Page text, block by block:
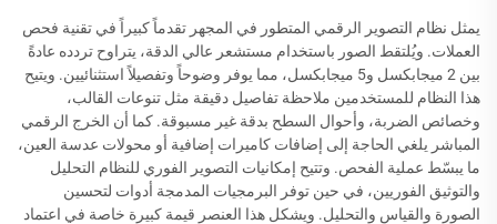
يمثل نظام التصوير الرقمي المتطور في المجهر تقدماً كبيراً في تقنية فحص
العملات. ويُلتقط الصور باستخدام مستشعر عالي الدقة، يتراوح تردده عادةً
بين 2 ميجابكسل و5 ميجابكسل، مما يوفر وضوحاً وتفصيلاً استثنائيين. ويتيح
هذا النظام للمستخدمين ملاحظة تفاصيل دقيقة مثل تنوعات القالب،
وخصائص الضربة، وأحوال السطح بدقة غير مسبوقة. كما أن الخرج الرقمي
المباشر يلغي الحاجة إلى إضافات كاميرات إضافية أو محولات عدسة العين،
ما يبسّط عملية الفحص. وتتيح إمكانيات التصوير الفوري للنظام التحليل
والتوثيق الفوريين، في حين توفر البرمجيات المدمجة أدوات لتحسين
الصورة والقياس والتحليل. ويشكل هذا العنصر قيمة كبيرة خاصة في اعتماد